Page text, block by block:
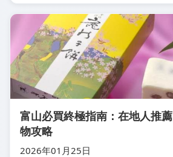
富山必買終極指南：在地人推
物攻略
2026年01月25日